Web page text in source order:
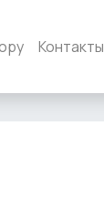
Контакты